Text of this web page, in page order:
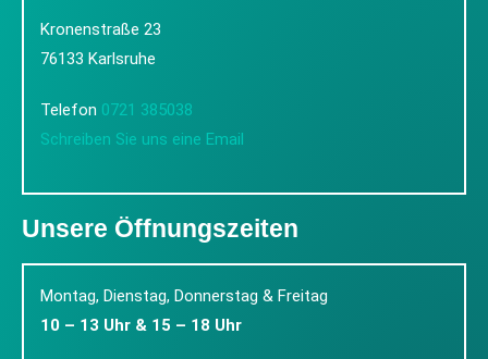
Kronenstraße 23
76133 Karlsruhe
Telefon 0721 385038
Schreiben Sie uns eine Email
Unsere Öffnungszeiten
Montag, Dienstag, Donnerstag & Freitag
10 – 13 Uhr & 15 – 18 Uhr